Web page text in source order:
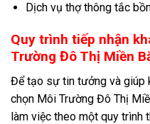
Dịch vụ thợ thông tắc
Quy trình tiếp nhận
Trường Đô Thị Miền
Để tạo sự tin tưởng và giúp
chọn Môi Trường Đô Thị
làm việc theo một quy trình